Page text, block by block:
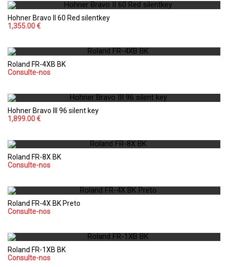
Hohner Bravo II 60 Red silentkey
1,355.00 €
Roland FR-4XB BK
Consulte-nos
Hohner Bravo III 96 silent key
1,899.00 €
Roland FR-8X BK
Consulte-nos
Roland FR-4X BK Preto
Consulte-nos
Roland FR-1XB BK
Consulte-nos